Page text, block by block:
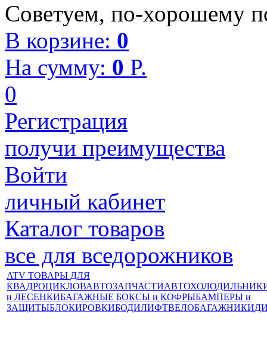
Советуем, по-хорошему
В корзине: 0
На сумму: 0 P.
0
Регистрация
получи преимущества
Войти
личный кабинет
Каталог товаров
все для вседорожников
ATV ТОВАРЫ ДЛЯ
КВАДРОЦИКЛОВАВТОЗАПЧАСТИ
и ЛЕСЕНКИБАГАЖНЫЕ БОКСЫ и КОФРЫБАМПЕРЫ и
ЗАЩИТЫБЛОКИРОВКИБОДИЛИФТВЕЛОБАГАЖНИКИ